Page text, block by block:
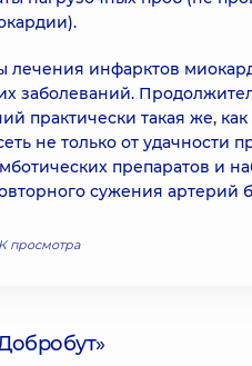
инфарктов
заболеваний.
практически такая же,
не только от
препаратов и
сужения
просмотра